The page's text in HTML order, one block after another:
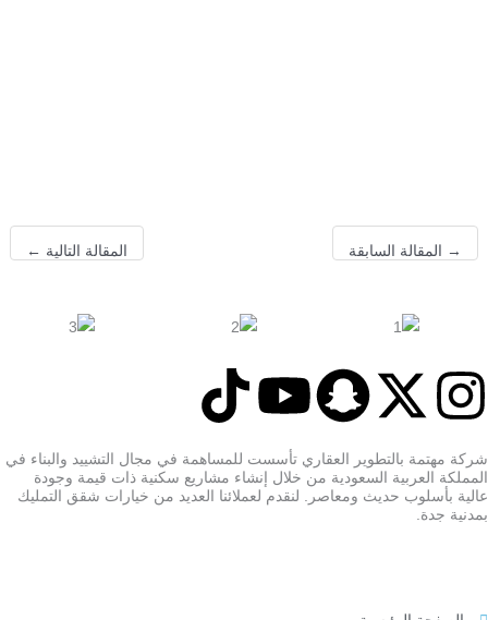
→ المقالة السابقة المقالة التالية ←
I
n
s
X
-
t
S
n
a
Y
o
u
T
i
k
شركة مهتمة بالتطوير العقاري تأسست للمساهمة في مجال التشييد والبناء في
المملكة العربية السعودية من خلال إنشاء مشاريع سكنية ذات قيمة وجودة
عالية بأسلوب حديث ومعاصر. لنقدم لعملائنا العديد من خيارات شقق التمليك
بمدنية جدة.